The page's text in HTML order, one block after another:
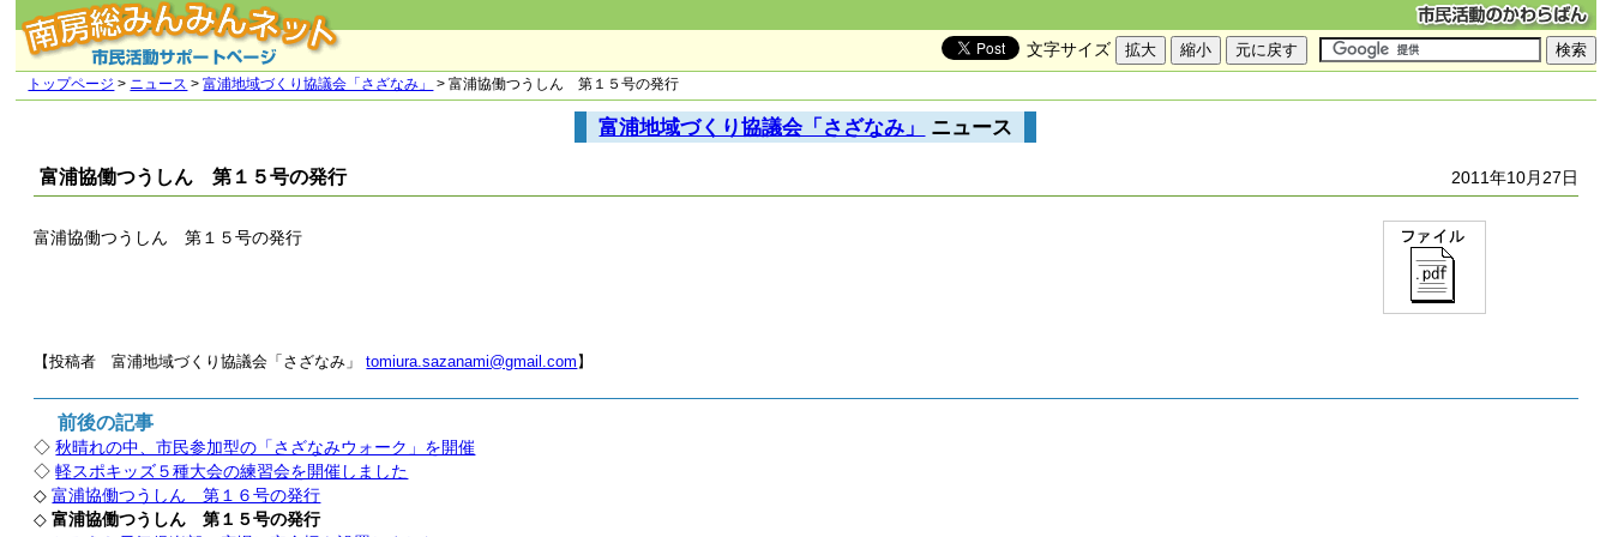
文字サイズ
トップページ > ニュース >富浦地域づくり協議会「さざなみ」 > 富浦協働つうしん 第１５号の発行
富浦地域づくり協議会「さざなみ」 ニュース
2011年10月27日
富浦協働つうしん 第１５号の発行
富浦協働つうしん 第１５号の発行
【投稿者 富浦地域づくり協議会「さざなみ」tomiura.sazanami@gmail.com 】
前後の記事
◇秋晴れの中、市民参加型の「さざなみウォーク」を開催
◇軽スポキッズ５種大会の練習会を開催しました
◇富浦協働つうしん 第１６号の発行
◇富浦協働つうしん 第１５号の発行